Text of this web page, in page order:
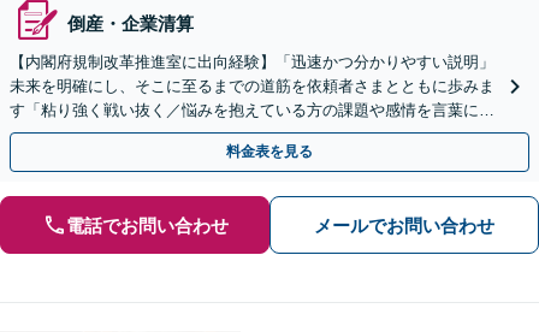
倒産・企業清算
【内閣府規制改革推進室に出向経験】「迅速かつ分かりやすい説明」
未来を明確にし、そこに至るまでの道筋を依頼者さまとともに歩みま
す「粘り強く戦い抜く／悩みを抱えている方の課題や感情を言葉にす
るサポート」【電話・メール相談可】【休日・夜間相談可】
料金表を見る
電話でお問い合わせ メールでお問い合わせ